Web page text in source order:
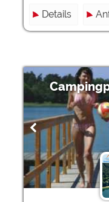
Details